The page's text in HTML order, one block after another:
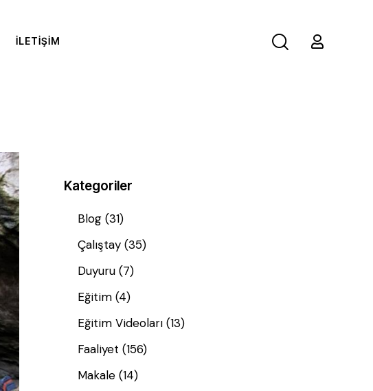
İLETIŞIM
Kategoriler
Blog (31)
Çalıştay (35)
Duyuru (7)
Eğitim (4)
Eğitim Videoları (13)
Faaliyet (156)
Makale (14)